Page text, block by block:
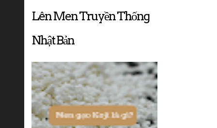
Lên Men Truyền Thống
Nhật Bản